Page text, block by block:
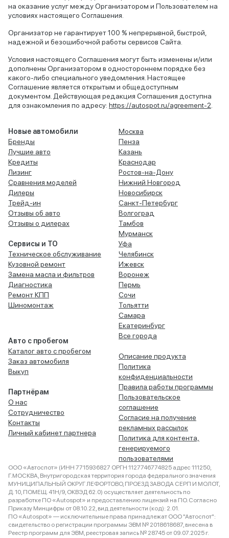
на оказание услуг между Организатором и Пользователем на
условиях настоящего Соглашения.
Организатор не гарантирует 100 % непрерывной, быстрой,
надежной и безошибочной работы сервисов Сайта.
Условия настоящего Соглашения могут быть изменены и/или
дополнены Организатором в одностороннем порядке без
какого-либо специального уведомления. Настоящее
Соглашение является открытым и общедоступным
документом. Действующая редакция Соглашения доступна
для ознакомления по адресу: https://autospot.ru/agreement-2
Новые автомобили
Бренды
Лучшие авто
Кредиты
Лизинг
Сравнения моделей
Дилеры
Трейд-ин
Отзывы об авто
Отзывы о дилерах
Сервисы и ТО
Техническое обслуживание
Кузовной ремонт
Замена масла и фильтров
Диагностика
Ремонт КПП
Шиномонтаж
Авто с пробегом
Каталог авто с пробегом
Заказ автомобиля
Выкуп
Партнёрам
О нас
Сотрудничество
Контакты
Личный кабинет партнера
Москва
Пенза
Казань
Краснодар
Ростов-на-Дону
Нижний Новгород
Новосибирск
Санкт-Петербург
Волгоград
Тамбов
Мурманск
Уфа
Челябинск
Ижевск
Воронеж
Пермь
Сочи
Тольятти
Самара
Екатеринбург
Все города
Описание продукта
Политика
конфиденциальности
Правила работы программы
Пользовательское
соглашение
Согласие на получение
рекламных рассылок
Политика для контента,
генерируемого
пользователями
ООО «Автоспот» (ИНН 7715936827 ОРГН 1127746774825 адрес 111250,
Г.МОСКВА, Внутригородская территория города федерального значения
МУНИЦИПАЛЬНЫЙ ОКРУГ ЛЕФОРТОВО, ПРОЕЗД ЗАВОДА СЕРП И МОЛОТ,
Д. 10, ПОМЕЩ. 41Н/9, ОКВЭД 62.0) осуществляет деятельность по
разработке ПО «Autospot» и предоставлению лицензий на ПО. Согласно
Приказу Минцифры от 08.10.22, вид деятельности (код): 2.01.
ПО «Autospot» — исключительные права принадлежат ООО "Автоспот":
свидетельство о регистрации программы ЭВМ № 2018618687, внесена в
Реестр программ для ЭВМ, реестровая запись № 28745 от 09.07.2025 г.